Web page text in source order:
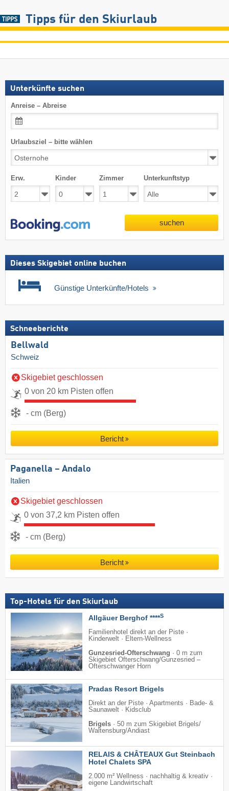
Tipps für den Skiurlaub
Unterkünfte suchen
Anreise – Abreise
Urlaubsziel – bitte wählen
Erw. Kinder Zimmer Unterkunftstyp
suchen
Dieses Skigebiet online buchen
Günstige Unterkünfte/Hotels
Schneeberichte
Bellwald
Schweiz
Skigebiet geschlossen
0 von 20 km Pisten offen
- cm (Berg)
Bericht
Paganella – Andalo
Italien
Skigebiet geschlossen
0 von 37,2 km Pisten offen
- cm (Berg)
Bericht
Top-Hotels für den Skiurlaub
Allgäuer Berghof ****S
Familienhotel direkt an der Piste ·
Kinderwelt · Eltern-Wellness
Gunzesried-Ofterschwang · 0 m zum
Skigebiet Ofterschwang/​Gunzesried –
Ofterschwanger Horn
Pradas Resort Brigels
Direkt an der Piste · Apartments · Bade- &
Saunawelt · Kidsclub
Brigels · 50 m zum Skigebiet Brigels/​
Waltensburg/​Andiast
RELAIS & CHÂTEAUX Gut Steinbach
Hotel Chalets SPA
2.000 m² Wellness · nachhaltig & kreativ ·
eigene Landwirtschaft